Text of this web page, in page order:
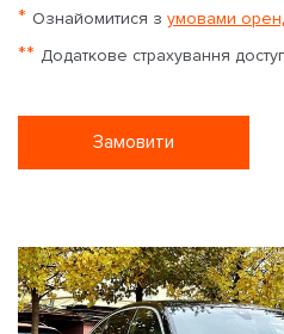
* Ознайомитися з умовами
** Додаткове страхування
Замовити